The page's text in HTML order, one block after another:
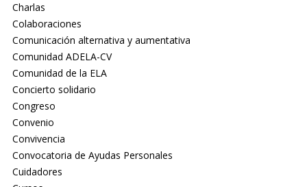
Charlas
Colaboraciones
Comunicación alternativa y aumentativa
Comunidad ADELA-CV
Comunidad de la ELA
Concierto solidario
Congreso
Convenio
Convivencia
Convocatoria de Ayudas Personales
Cuidadores